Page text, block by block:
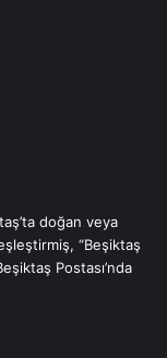
doğan veya
“Beşiktaş
Postası’nda